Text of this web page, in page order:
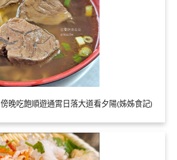
晚吃飽順遊通霄日落大道看夕陽(姊姊食記)